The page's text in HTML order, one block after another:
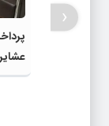
‹